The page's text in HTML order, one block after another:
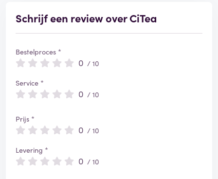
Schrijf een review over CiTea
Bestelproces *
0 / 10
Service *
0 / 10
Prijs *
0 / 10
Levering *
0 / 10